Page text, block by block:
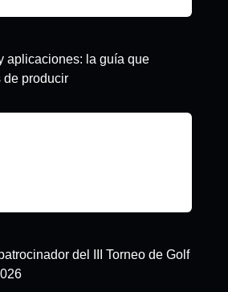
aplicaciones: la guía que
de producir
del III Torneo de Golf